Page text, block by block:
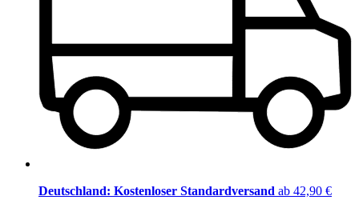
Deutschland: Kostenloser Standardversand ab 42,90 €